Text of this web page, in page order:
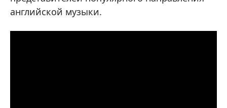
английской музыки.